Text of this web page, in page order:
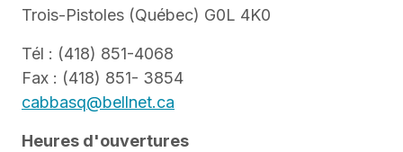
Trois-Pistoles (Québec) G0L 4K0
Tél : (418) 851-4068
Fax : (418) 851- 3854
cabbasq@bellnet.ca
Heures d'ouvertures